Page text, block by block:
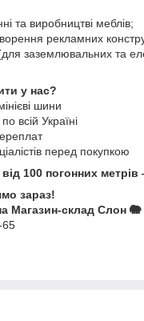
та виробництві меблів;
рекламних
заземлювальних та
у нас?
шини
всій Україні
перед покупкою
100 погонних
зараз!
Магазин-склад Слон 🐘
65